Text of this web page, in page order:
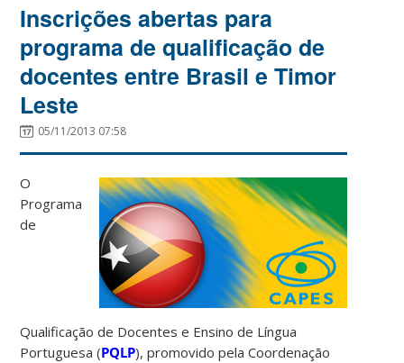
Inscrições abertas para
programa de qualificação de
docentes entre Brasil e Timor
Leste
05/11/2013 07:58
O
Programa
de
Qualificação de Docentes e Ensino de Língua
Portuguesa (PQLP), promovido pela Coordenação